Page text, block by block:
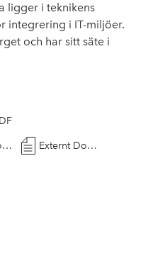
ligger i teknikens
integrering i IT-miljöer.
och har sitt säte i
Externt Dokument Externt Dokument